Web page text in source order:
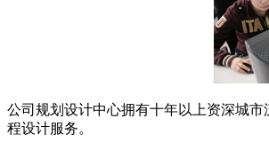
公司规划设计中心拥有十年以上资深城
程设计服务。